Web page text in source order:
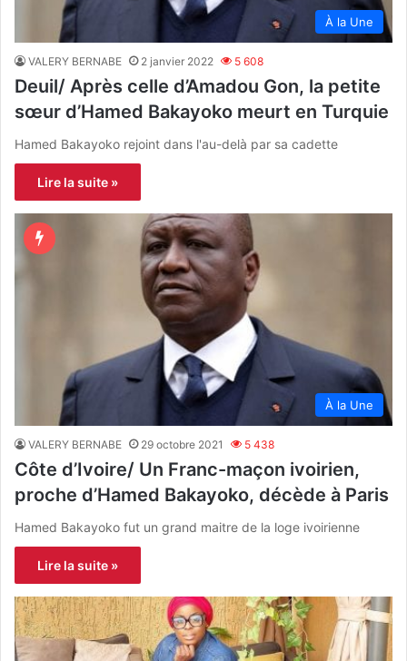
À la Une
VALERY BERNABE 2 janvier 2022 5 608
Deuil/ Après celle d’Amadou Gon, la petite
sœur d’Hamed Bakayoko meurt en Turquie
Hamed Bakayoko rejoint dans l'au-delà par sa cadette
Lire la suite »
À la Une
VALERY BERNABE 29 octobre 2021 5 438
Côte d’Ivoire/ Un Franc-maçon ivoirien,
proche d’Hamed Bakayoko, décède à Paris
Hamed Bakayoko fut un grand maitre de la loge ivoirienne
Lire la suite »